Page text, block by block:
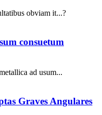
obviam it...?
consuetum
ad usum...
Graves Angulares